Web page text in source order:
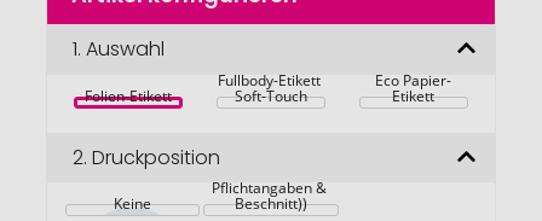
Bildgalerie
1. Auswahl
Folien-Etikett
Fullbody-Etikett
Soft-Touch
Eco Papier-
Etikett
2. Druckposition
Keine
auf der Dose (17,8
Pflichtangaben &
Beschnitt))